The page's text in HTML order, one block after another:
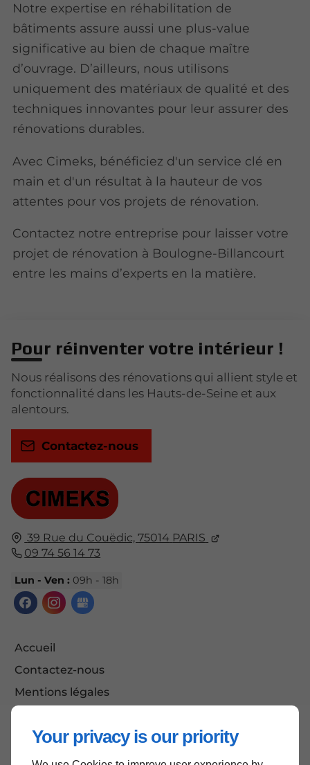
Your privacy is our priority
Notre expertise en réhabilitation de
bâtiments assure aussi une plus-value
significative au bien de chaque maître
d’ouvrage. D’ailleurs, nous utilisons
uniquement des matériaux de qualité et des
techniques innovantes pour leur assurer des
rénovations durables.
Avec Cimeks, bénéficiez d'un service clé en
main et d'un résultat à la hauteur de vos
attentes pour vos projets de rénovation.
Contactez notre entreprise pour laisser votre
projet de rénovation à Boulogne-Billancourt
entre les mains d’experts en la matière.
39 Rue du Couëdic,75014 PARIS
09 74 56 14 73
Lun - Ven : 09h - 18h
Accueil
Contactez-nous
Mentions légales
Pour réinventer votre intérieur !
Nous réalisons des rénovations qui allient style et
fonctionnalité dans les Hauts-de-Seine et aux
alentours.
Contactez-nous